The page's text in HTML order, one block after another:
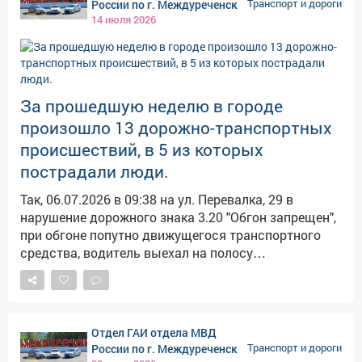
разметки, а также напомнила главные правила
нельзя играть у проезжей части и зачем нужны
световозвращающие элементы на одежде в темное
время суток. Особое внимание было уделено
средствам пассивной защиты, которые
необходимо использовать при катании на
самокатах, велосипедах и роликах. Вновь ребятам
подробно разъяснили, почему так важно
спешиваться перед выходом на проезжую часть.
Встреча прошла в формате диалога: дети с
интересом задавали вопросы и делились своими
наблюдениями за дорожной обстановкой по пути в
лагерь.
России по г. Междуреченск
14 июля 2026
Транспорт и дороги
За прошедшую неделю в городе
произошло 13 дорожно-транспортных
происшествий, в 5 из которых
пострадали люди.
Так, 06.07.2026 в 09:38 на ул. Перевалка, 29 в
нарушение дорожного знака 3.20 "Обгон запрещен",
при обгоне попутно движущегося транспортного
средства, водитель выехал на полосу
предназначенную для встречного движения и
совершил столкновение с встречным автомобилем.
кладбищу водитель не убедился в безопасности
Отдел ГАИ отдела МВД
России по г. Междуреченск
Транспорт и дороги